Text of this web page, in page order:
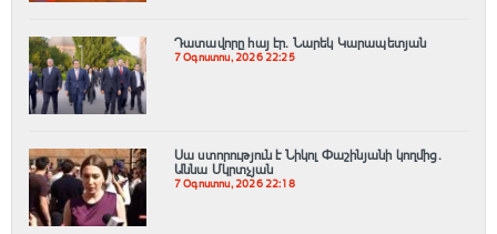
Դատավորը հայ էր․ Նարեկ Կարապետյան
7 Օգոստոս, 2026 22:25
Սա ստորություն է Նիկոլ Փաշինյանի կողմից․
Աննա Մկրտչյան
7 Օգոստոս, 2026 22:18